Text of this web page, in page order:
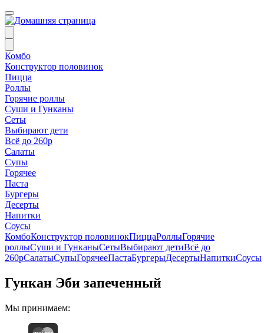
Комбо
Конструктор половинок
Пицца
Роллы
Горячие роллы
Суши и Гунканы
Сеты
Выбирают дети
Всё до 260р
Салаты
Супы
Горячее
Паста
Бургеры
Десерты
Напитки
Соусы
КомбоКонструктор половинокПиццаРоллыГорячие
роллыСуши и ГунканыСетыВыбирают детиВсё до
260рСалатыСупыГорячееПастаБургерыДесертыНапиткиСоусы
Гункан Эби запеченный
Мы принимаем: